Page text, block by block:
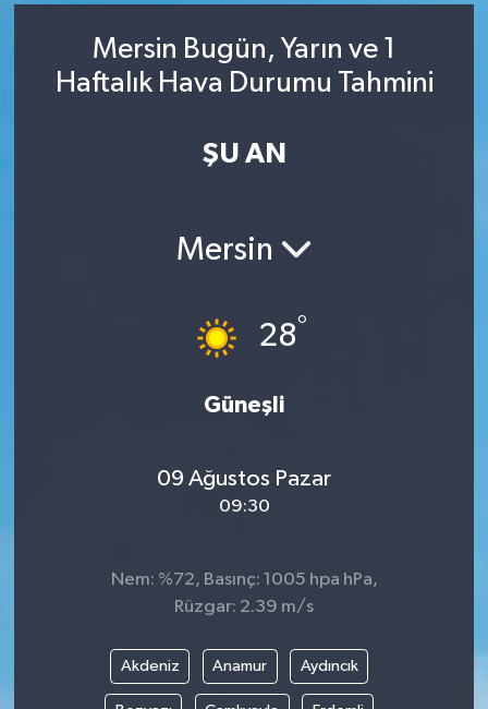
Mersin Bugün, Yarın ve 1
Haftalık Hava Durumu Tahmini
ŞU AN
Mersin
28°
Güneşli
09 Ağustos Pazar
09:30
Nem: %72, Basınç: 1005 hpa hPa,
Rüzgar: 2.39 m/s
Akdeniz Anamur Aydıncık
Türkiye
Bilim, Teknoloji
Haber Arşivi